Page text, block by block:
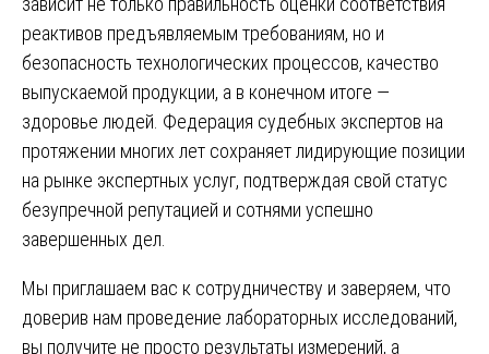
реактивов предъявляемым требованиям, но и
безопасность технологических процессов, качество
выпускаемой продукции, а в конечном итоге —
здоровье людей. Федерация судебных экспертов на
протяжении многих лет сохраняет лидирующие позиции
на рынке экспертных услуг, подтверждая свой статус
безупречной репутацией и сотнями успешно
завершенных дел.
Мы приглашаем вас к сотрудничеству и заверяем, что
доверив нам проведение лабораторных исследований,
вы получите не просто результаты измерений, а